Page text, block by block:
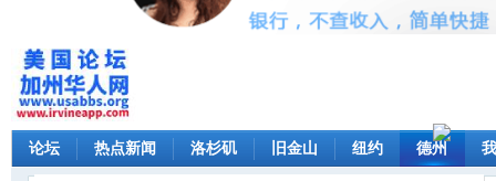
论坛 热点新闻 洛杉矶 旧金山 纽约 德州